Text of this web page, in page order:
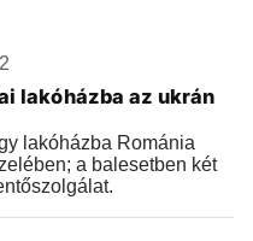
lakóházba az ukrán
lakóházba Románia
a balesetben két